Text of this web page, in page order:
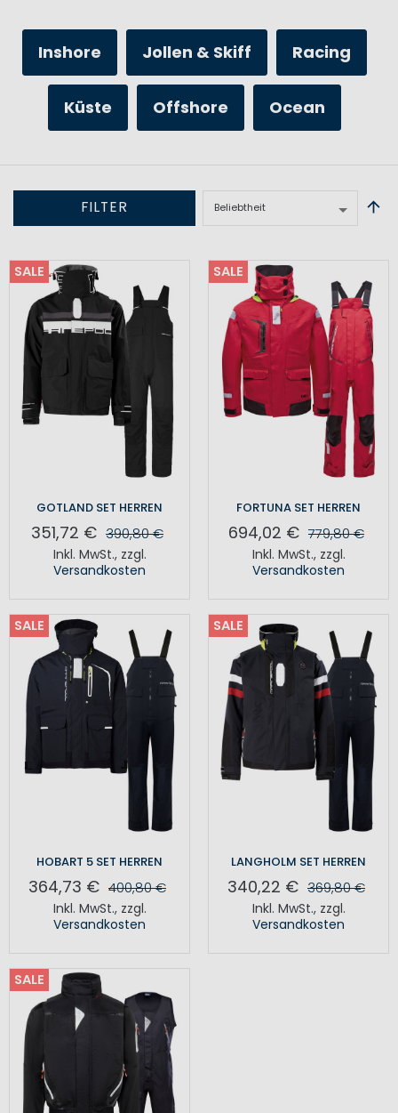
Inshore Jollen & Skiff Racing
Küste Offshore Ocean
FILTER
SALE
GOTLAND SET HERREN
351,72 € 390,80 €
Inkl. MwSt., zzgl.
Versandkosten
SALE
FORTUNA SET HERREN
694,02 € 779,80 €
Inkl. MwSt., zzgl.
Versandkosten
SALE
HOBART 5 SET HERREN
364,73 € 400,80 €
Inkl. MwSt., zzgl.
Versandkosten
SALE
LANGHOLM SET HERREN
340,22 € 369,80 €
Inkl. MwSt., zzgl.
Versandkosten
SALE